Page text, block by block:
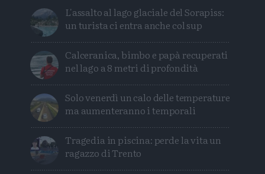
L'assalto al lago glaciale del Sorapiss:
un turista ci entra anche col sup
Calceranica, bimbo e papà recuperati
nel lago a 8 metri di profondità
Solo venerdì un calo delle temperature
ma aumenteranno i temporali
Tragedia in piscina: perde la vita un
ragazzo di Trento